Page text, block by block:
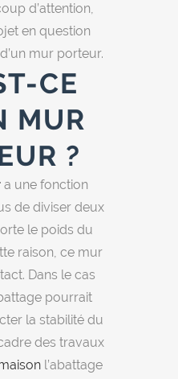
d’attention,
en question
mur porteur.
CE
MUR
?
a une fonction
de diviser deux
le poids du
raison, ce mur
Dans le cas
pourrait
la stabilité du
des travaux
l’abattage